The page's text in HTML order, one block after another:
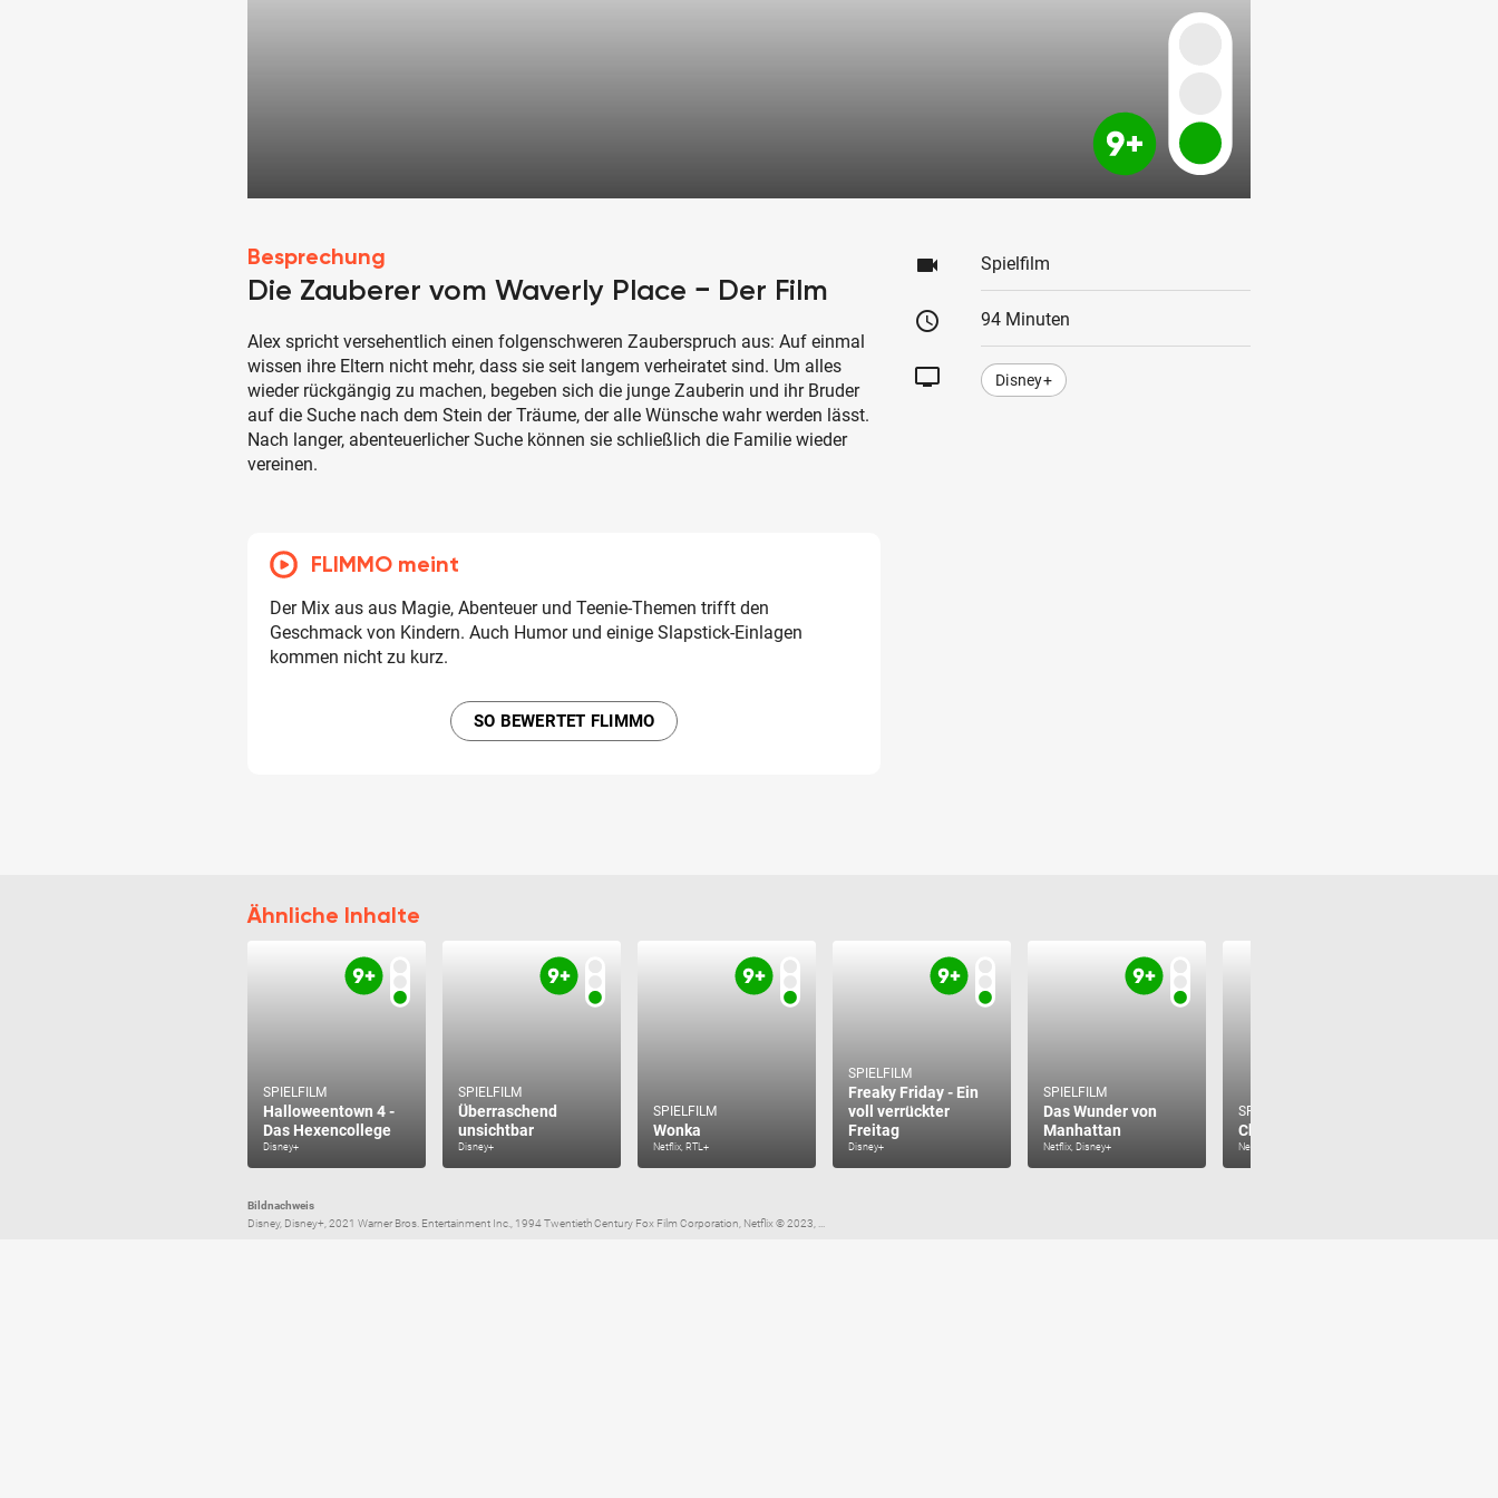
Besprechung
Die Zauberer vom Waverly Place − Der Film
Alex spricht versehentlich einen folgenschweren Zauberspruch aus: Auf einmal
wissen ihre Eltern nicht mehr, dass sie seit langem verheiratet sind. Um alles
wieder rückgängig zu machen, begeben sich die junge Zauberin und ihr Bruder
auf die Suche nach dem Stein der Träume, der alle Wünsche wahr werden lässt.
Nach langer, abenteuerlicher Suche können sie schließlich die Familie wieder
vereinen.
FLIMMO meint
Der Mix aus aus Magie, Abenteuer und Teenie-Themen trifft den
Geschmack von Kindern. Auch Humor und einige Slapstick-Einlagen
kommen nicht zu kurz.
SO BEWERTET FLIMMO
videocam Spielfilm
schedule 94 Minuten
tv Disney+
Ähnliche Inhalte
SPIELFILM
Halloweentown 4 -
Das Hexencollege
Disney+
SPIELFILM
Überraschend
unsichtbar
Disney+
SPIELFILM
Wonka
Netflix, RTL+
SPIELFILM
Freaky Friday - Ein
voll verrückter
Freitag
Disney+
SPIELFILM
Das Wunder von
Manhattan
Netflix, Disney+
SPIELFILM
Chupa
Netflix
Bildnachweis
Disney, Disney+, 2021 Warner Bros. Entertainment Inc., 1994 Twentieth Century Fox Film Corporation, Netflix © 2023, ...